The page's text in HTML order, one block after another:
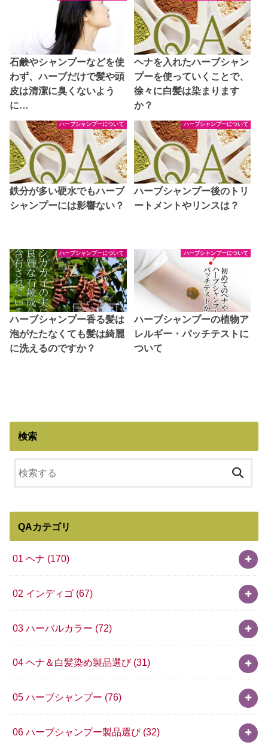
石鹸やシャンプーなどを使
わず、ハーブだけで髪や頭
皮は清潔に臭くないよう
に…
ヘナを入れたハーブシャン
プーを使っていくことで、
徐々に白髪は染まります
か？
ハーブシャンプーについて
鉄分が多い硬水でもハーブ
シャンプーには影響ない？
ハーブシャンプーについて
ハーブシャンプー後のトリ
ートメントやリンスは？
ハーブシャンプーについて
ハーブシャンプー香る髪は
泡がたたなくても髪は綺麗
に洗えるのですか？
ハーブシャンプーについて
ハーブシャンプーの植物ア
レルギー・パッチテストに
ついて
検索
QAカテゴリ
01 ヘナ (170)
02 インディゴ (67)
03 ハーバルカラー (72)
04 ヘナ＆白髪染め製品選び (31)
05 ハーブシャンプー (76)
06 ハーブシャンプー製品選び (32)